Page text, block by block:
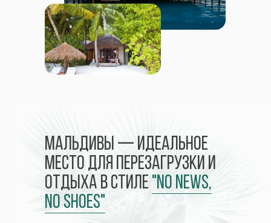
Мальдивы — идеальное
место для перезагрузки и
отдыха в стиле "no news,
no shoes"